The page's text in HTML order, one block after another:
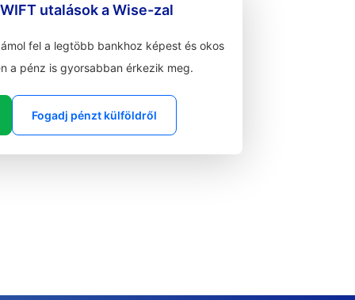
utalások a Wise-zal
fel a legtöbb bankhoz képest és okos
a pénz is gyorsabban érkezik meg.
Fogadj pénzt külföldről